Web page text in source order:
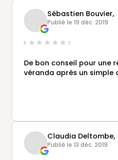
Sébastien Bouvier,
Publié le 19 déc. 2019
De bon conseil pour une
véranda après un simple
Claudia Deltombe,
Publié le 13 déc. 2019